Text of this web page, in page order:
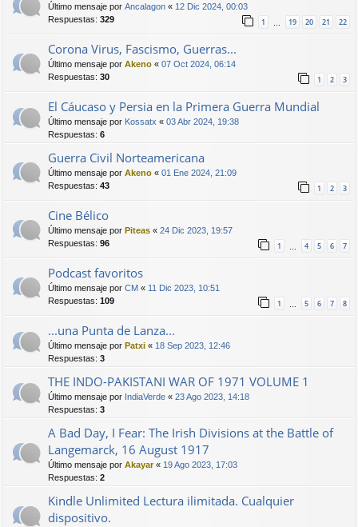
Último mensaje por Ancalagon « 12 Dic 2024, 00:03
Respuestas: 329 1 … 19 20 21 22
Corona Virus, Fascismo, Guerras...
Último mensaje por Akeno « 07 Oct 2024, 06:14
Respuestas: 30 1 2 3
El Cáucaso y Persia en la Primera Guerra Mundial
Último mensaje por Kossatx « 03 Abr 2024, 19:38
Respuestas: 6
Guerra Civil Norteamericana
Último mensaje por Akeno « 01 Ene 2024, 21:09
Respuestas: 43 1 2 3
Cine Bélico
Último mensaje por Piteas « 24 Dic 2023, 19:57
Respuestas: 96 1 … 4 5 6 7
Podcast favoritos
Último mensaje por CM « 11 Dic 2023, 10:51
Respuestas: 109 1 … 5 6 7 8
...una Punta de Lanza...
Último mensaje por Patxi « 18 Sep 2023, 12:46
Respuestas: 3
THE INDO-PAKISTANI WAR OF 1971 VOLUME 1
Último mensaje por IndiaVerde « 23 Ago 2023, 14:18
Respuestas: 3
A Bad Day, I Fear: The Irish Divisions at the Battle of
Langemarck, 16 August 1917
Último mensaje por Akayar« 19 Ago 2023, 17:03
Respuestas: 2
Kindle Unlimited Lectura ilimitada. Cualquier
dispositivo.